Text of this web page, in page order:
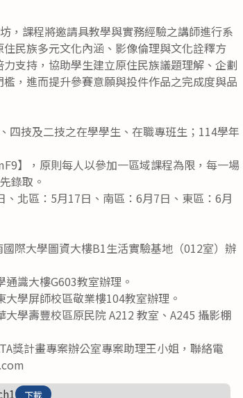
，課程將邀請具教學與實務經驗之講師進行系
民族多元文化內涵、影像倫理與文化詮釋方
支持，協助學生建立原住民族議題理解、企劃
，進而提升參賽意願與投件作品之完成度與品
四技及二技之在學學生、在職專班生；114學年
】，原則每人以參加一區域課程為限，每一場
錄取。
北區：5月17日、南區：6月7日、東區：6月
際大學圖資大樓B1生活實驗基地（012室）辦
識大樓G603教室辦理。
學屏師校區敬業樓104教室辦理。
學壽豐校區原民院 A212 教室、A245 攝影棚
獎計畫專案辦公室專案助理王小姐，聯絡電
下載